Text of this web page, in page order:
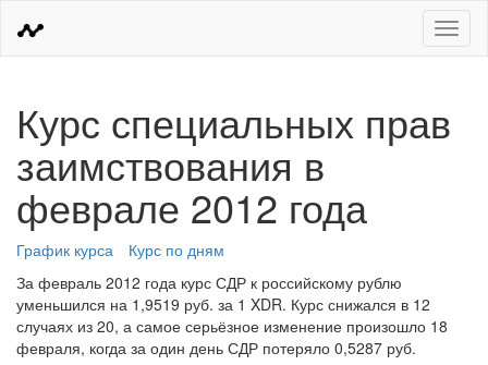
Меню
Курс специальных прав
заимствования в
феврале 2012 года
График курса
Курс по дням
За февраль 2012 года курс СДР к российскому рублю
уменьшился на 1,9519 руб. за 1 XDR. Курс снижался в 12
случаях из 20, а самое серьёзное изменение произошло 18
февраля, когда за один день СДР потеряло 0,5287 руб.